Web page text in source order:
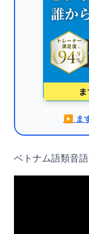
▶︎ ま
ベトナム語類音